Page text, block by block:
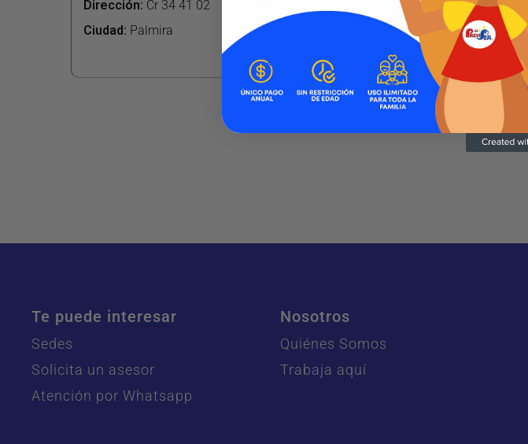
Dirección: Cr 34 41 02
Ciudad: Palmira
Ver más
Te puede interesar
Sedes
Solicita un asesor
Atención por Whatsapp
Nosotros
Quiénes Somos
Trabaja aquí